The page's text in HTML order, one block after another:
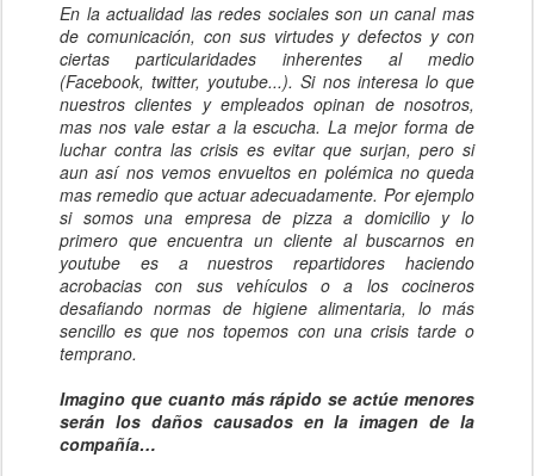
En la actualidad las redes sociales son un canal mas
de comunicación, con sus virtudes y defectos y con
ciertas particularidades inherentes al medio
(Facebook, twitter, youtube...). Si nos interesa lo que
nuestros clientes y empleados opinan de nosotros,
mas nos vale estar a la escucha. La mejor forma de
luchar contra las crisis es evitar que surjan, pero si
aun así nos vemos envueltos en polémica no queda
mas remedio que actuar adecuadamente. Por ejemplo
si somos una empresa de pizza a domicilio y lo
primero que encuentra un cliente al buscarnos en
youtube es a nuestros repartidores haciendo
acrobacias con sus vehículos o a los cocineros
desafiando normas de higiene alimentaria, lo más
sencillo es que nos topemos con una crisis tarde o
temprano.
Imagino que cuanto más rápido se actúe menores
serán los daños causados en la imagen de la
compañía…